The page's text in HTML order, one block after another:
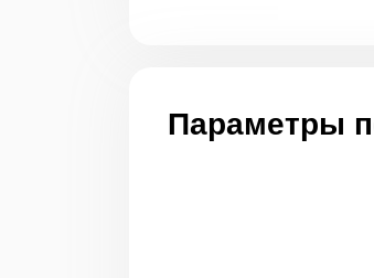
Параметры